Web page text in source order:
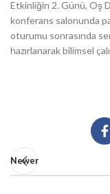
Etkinliğin 2. Günü, Oş
konferans salonunda
oturumu sonrasında
hazırlanarak bilimsel
Newer